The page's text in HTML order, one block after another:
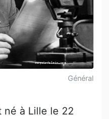
Général
né à Lille le 22